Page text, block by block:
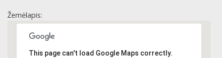
Žemėlapis:
This page can't load Google Maps correctly.